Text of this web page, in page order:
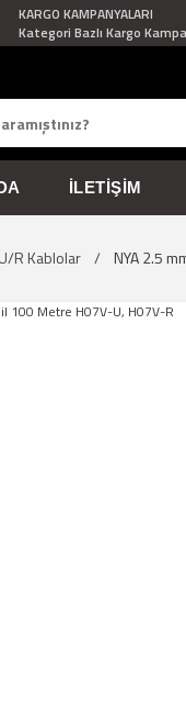
KARGO KAMPANYALARI
Kategori Bazlı Kargo
İLETIŞIM
R Kablolar NYA 2.5